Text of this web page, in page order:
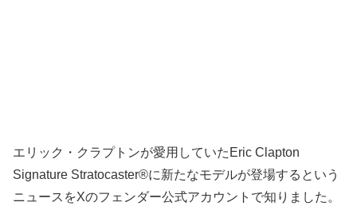
エリック・クラプトンが愛用していたEric Clapton
Signature Stratocaster®に新たなモデルが登場するという
ニュースをXのフェンダー公式アカウントで知りました。